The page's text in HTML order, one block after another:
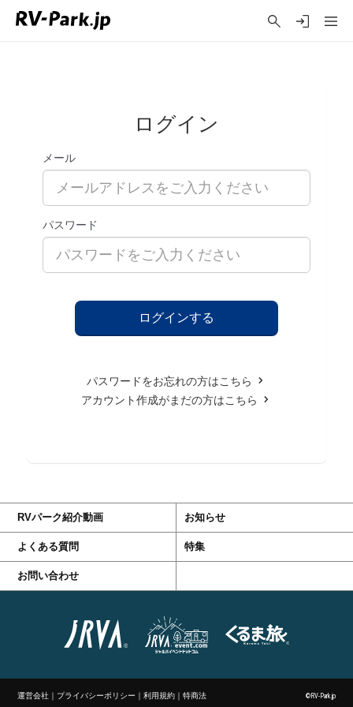
ログイン
メール
パスワード
パスワードをお忘れの方はこちら
アカウント作成がまだの方はこちら
RVパーク紹介動画 お知らせ
よくある質問 特集
お問い合わせ
運営会社 ｜ プライバシーポリシー ｜利用規約 ｜特商法 ©RV-Park.jp